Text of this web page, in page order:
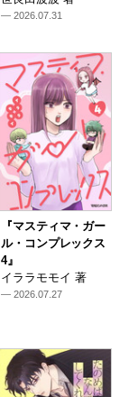
— 2026.07.31
『マスティマ・ガー
ル・コンプレックス
4』
イララモモイ 著
— 2026.07.27